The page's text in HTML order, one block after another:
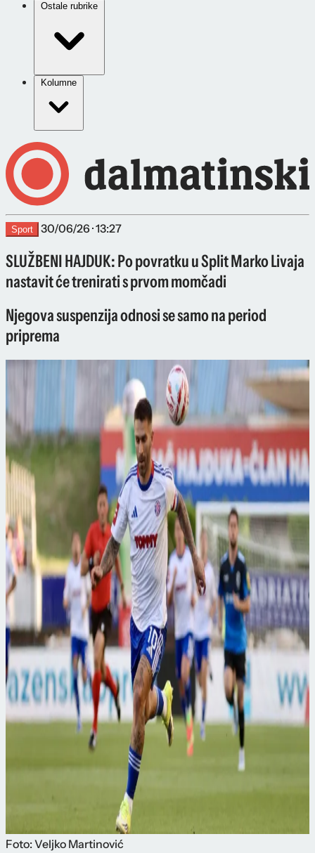
Ostale rubrike
Kolumne
Sport 30/06/26 · 13:27
SLUŽBENI HAJDUK: Po povratku u Split Marko Livaja
nastavit će trenirati s prvom momčadi
Njegova suspenzija odnosi se samo na period
priprema
Foto: Veljko Martinović